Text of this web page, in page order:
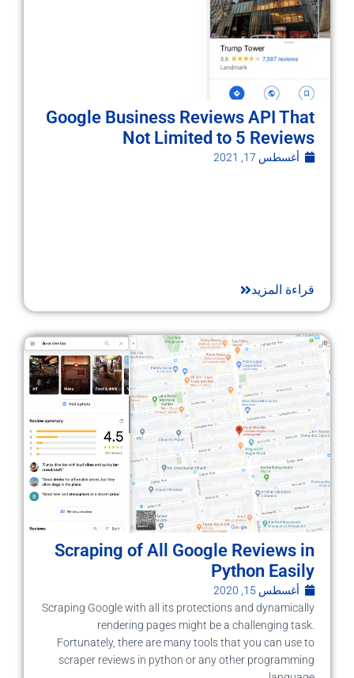
Google Business Reviews API That
Not Limited to 5 Reviews
أغسطس 17, 2021
قراءة المزيد
Scraping of All Google Reviews in
Python Easily
أغسطس 15, 2020
Scraping Google with all its protections and dynamically
rendering pages might be a challenging task.
Fortunately, there are many tools that you can use to
scraper reviews in python or any other programming